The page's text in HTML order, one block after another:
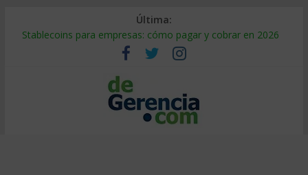
Última:
Stablecoins para empresas: cómo pagar y cobrar en 2026
Despido silencioso: qué es y por qué sale tan caro
IA en selección de personal: cómo auditarla a tiempo
Trabajo forzoso en la cadena de suministro: qué hacer
Mercado hispano de EE. UU.: cómo segmentarlo y venderle